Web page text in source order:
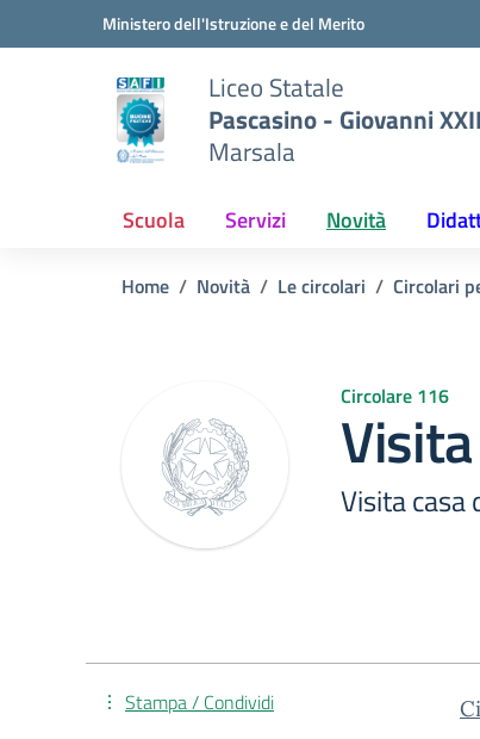
Vai ai contenuti
Vai al menu di navigazioneMinistero dell'Istruzione e del Merito
Liceo Statale
Pascasino - Giovanni
Marsala
Scuola Servizi Novità
Home Novità Le circolari Circolari
Circolare 116
Visita casa
Stampa / Condividi